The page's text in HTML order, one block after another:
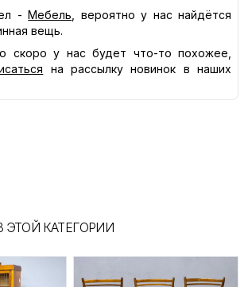
- Мебель , вероятно у нас найдётся
вещь.
скоро у нас будет что-то похожее,
на рассылку новинок в наших
ЭТОЙ КАТЕГОРИИ